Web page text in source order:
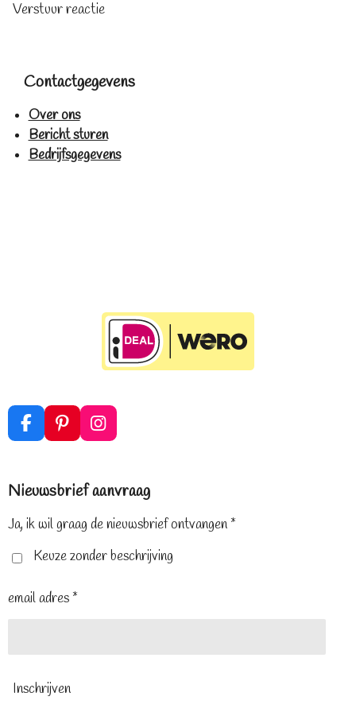
Verstuur reactie
Contactgegevens
Over ons
Bericht sturen
Bedrijfsgegevens
F
a
b
o
P
i
e
e
t
I
n
a
r
m
Nieuwsbrief aanvraag
Ja, ik wil graag de nieuwsbrief ontvangen *
Keuze zonder beschrijving
email adres *
Inschrijven